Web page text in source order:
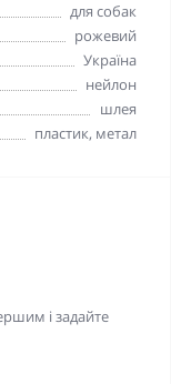
для собак
рожевий
Україна
нейлон
шлея
пластик, метал
і задайте